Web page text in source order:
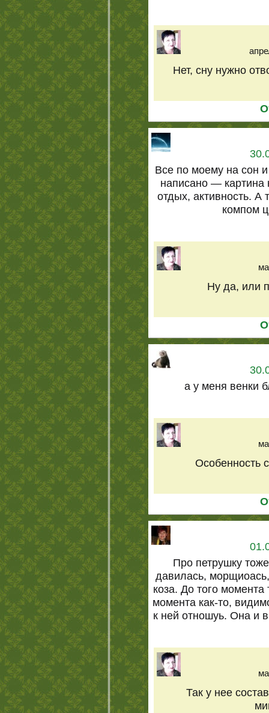
Нет, сну нужно
Все по моему на сон
написано — картина
отдых, активность. А
компом
Ну да, или
а у меня венки
Особенность
Про петрушку
давилась,
коза. До того момента
момента как-то,
к ней отношуь. Она и
Так у нее